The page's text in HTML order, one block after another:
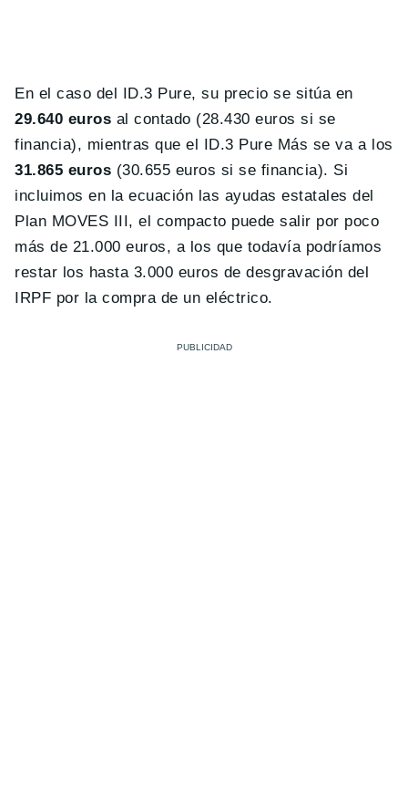
En el caso del ID.3 Pure, su precio se sitúa en
29.640 euros al contado (28.430 euros si se
financia), mientras que el ID.3 Pure Más se va a los
31.865 euros (30.655 euros si se financia). Si
incluimos en la ecuación las ayudas estatales del
Plan MOVES III, el compacto puede salir por poco
más de 21.000 euros, a los que todavía podríamos
restar los hasta 3.000 euros de desgravación del
IRPF por la compra de un eléctrico.